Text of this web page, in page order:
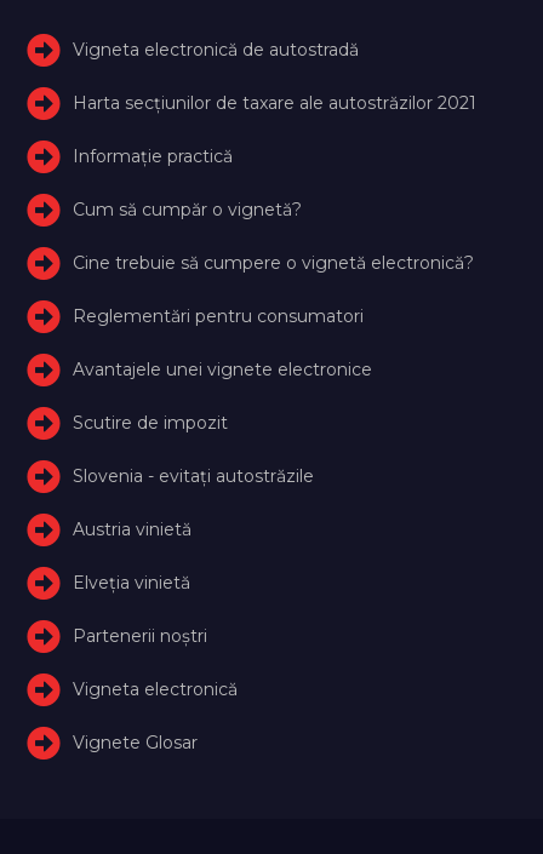
Vigneta electronică de autostradă
Harta secțiunilor de taxare ale autostrăzilor 2021
Informație practică
Cum să cumpăr o vignetă?
Cine trebuie să cumpere o vignetă electronică?
Reglementări pentru consumatori
Avantajele unei vignete electronice
Scutire de impozit
Slovenia - evitați autostrăzile
Austria vinietă
Elveţia vinietă
Partenerii noștri
Vigneta electronică
Vignete Glosar